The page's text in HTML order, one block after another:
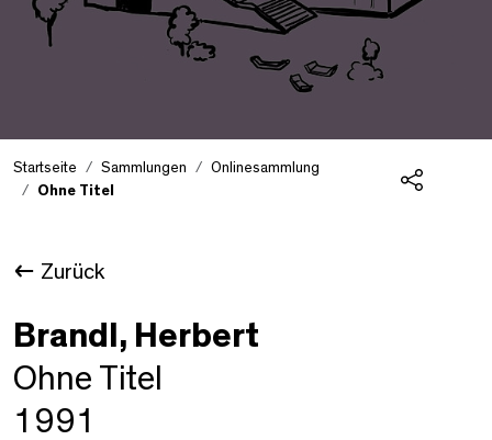
Startseite Sammlungen
Onlinesammlung
Ohne Titel
Zurück
Brandl, Herbert
Ohne Titel
1991